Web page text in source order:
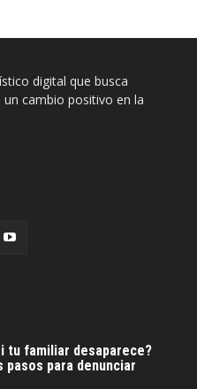
digital que busca
cambio positivo en la
tu familiar desaparece?
pasos para denunciar